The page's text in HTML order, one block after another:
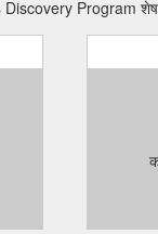
include
and restore
escape and book
hotel
Program